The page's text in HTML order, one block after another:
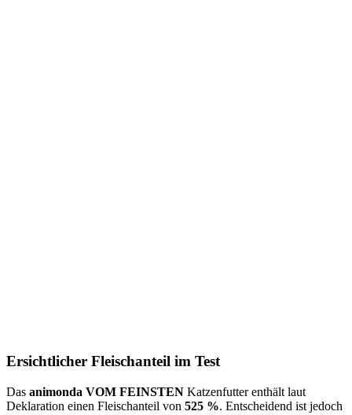
Ersichtlicher Fleischanteil im Test
Das animonda VOM FEINSTEN Katzenfutter enthält laut
Deklaration einen Fleischanteil von 525 %. Entscheidend ist jedoch